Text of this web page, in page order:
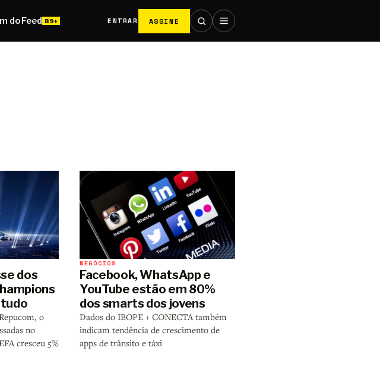
do Feed ENTRAR ASSINE
dos
o
no
cresceu 5%
NEGÓCIOS
Facebook, WhatsApp e
YouTube estão em 80%
dos smarts dos jovens
Dados do IBOPE + CONECTA também
indicam tendência de crescimento de
apps de trânsito e táxi